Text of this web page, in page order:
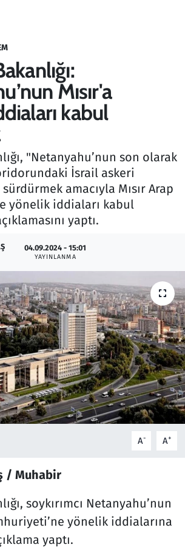
Mısır'a
kabul
"Netanyahu’nun son olarak
İsrail askeri
amacıyla Mısır Arap
yönelik iddiaları kabul
yaptı.
04.09.2024 - 15:01
YAYINLANMA
A- A+
/ Muhabir
soykırımcı Netanyahu’nun
yönelik iddialarına
yaptı.
Bilim